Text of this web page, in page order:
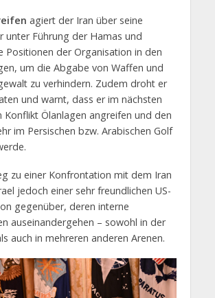
agiert der Iran über seine
unter Führung der Hamas und
Positionen der Organisation in den
um die Abgabe von Waffen und
zu verhindern. Zudem droht er
und warnt, dass er im nächsten
Konflikt Ölanlagen angreifen und den
im Persischen bzw. Arabischen Golf
zu einer Konfrontation mit dem Iran
jedoch einer sehr freundlichen US-
gegenüber, deren interne
auseinandergehen – sowohl in der
auch in mehreren anderen Arenen.